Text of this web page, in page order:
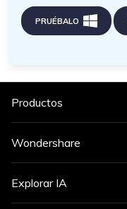
PRUÉBALO
Productos
Wondershare
Explorar IA